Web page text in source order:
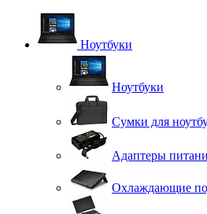
Ноутбуки
Ноутбуки
Сумки для
Адаптеры
Охлаждающие